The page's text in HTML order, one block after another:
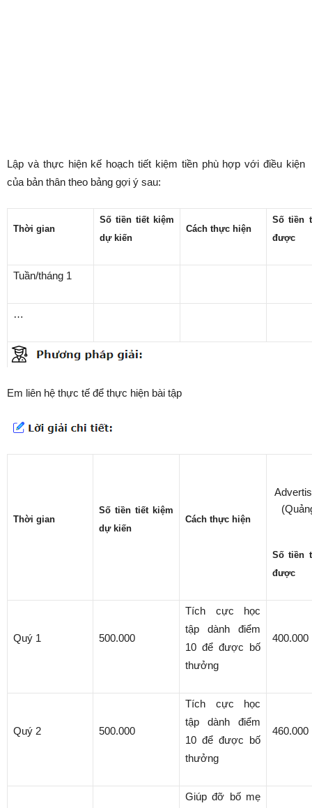
Lập và thực hiện kế hoạch tiết kiệm tiền phù hợp với điều kiện
của bản thân theo bảng gợi ý sau:
Thời gian
Số tiền tiết kiệm
dự kiến
Cách thực hiện
Số tiền
được
Tuần/tháng 1
…
Em liên hệ thực tế để thực hiện bài tập
Thời gian
Số tiền tiết kiệm
dự kiến
Cách thực hiện
Số tiền
được
Quý 1 500.000
Tích cực học
tập dành điểm
10 để được bố
thưởng
400.000
Quý 2 500.000
Tích cực học
tập dành điểm
10 để được bố
thưởng
460.000
Giúp đỡ bố mẹ